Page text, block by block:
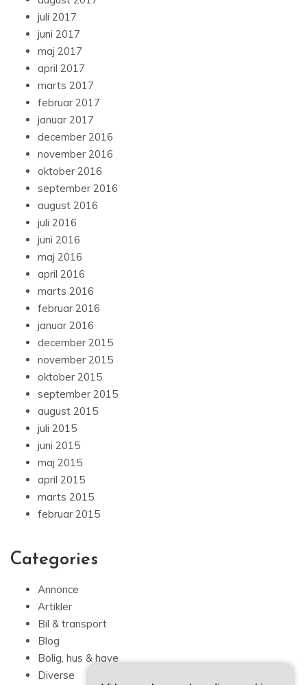
juli 2017
juni 2017
maj 2017
april 2017
marts 2017
februar 2017
januar 2017
december 2016
november 2016
oktober 2016
september 2016
august 2016
juli 2016
juni 2016
maj 2016
april 2016
marts 2016
februar 2016
januar 2016
december 2015
november 2015
oktober 2015
september 2015
august 2015
juli 2015
juni 2015
maj 2015
april 2015
marts 2015
februar 2015
Categories
Annonce
Artikler
Bil & transport
Blog
Bolig, hus & have
Diverse